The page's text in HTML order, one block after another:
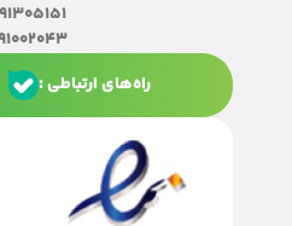
راه‌های ارتباطی :